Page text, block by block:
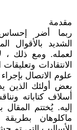
مقدمة
الشديد بالأقوال
لعمله. ومع ذلك ،
الانتقادات
علوم الاتصال
بعض أولئك الذين
أسلاف كتاباته
إليه. يُختتم
ماكلوهان